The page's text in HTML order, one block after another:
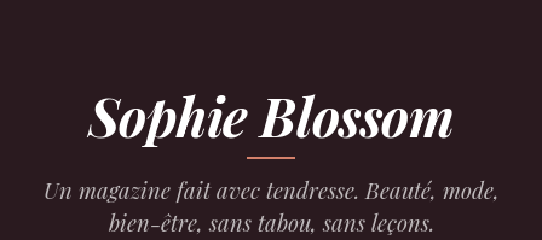
Sophie Blossom
Un magazine fait avec tendresse. Beauté, mode,
bien-être, sans tabou, sans leçons.